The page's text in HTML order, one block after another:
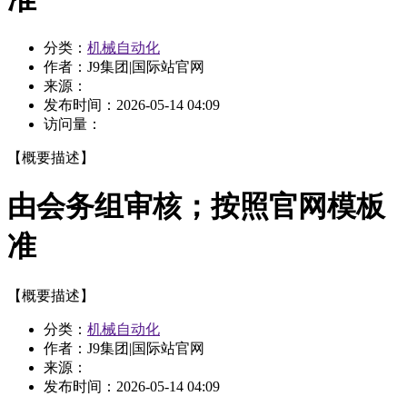
分类： 机械自动化
作者：J9集团|国际站官网
来源：
发布时间： 2026-05-14 04:09
访问量：
【概要描述】
由会务组审核；按照官网模板
准
【概要描述】
分类： 机械自动化
作者：J9集团|国际站官网
来源：
发布时间： 2026-05-14 04:09